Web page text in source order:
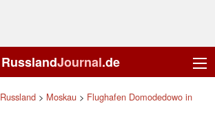
RusslandJournal.de
Russland > Moskau > Flughafen Domodedowo in